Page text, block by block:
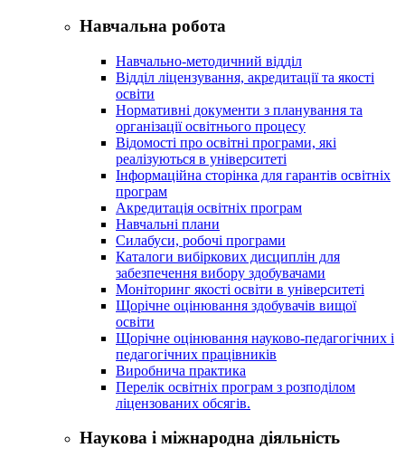
Навчальна робота
Навчально-методичний відділ
Відділ ліцензування, акредитації та якості
освіти
Нормативні документи з планування та
організації освітнього процесу
Відомості про освітні програми, які
реалізуються в університеті
Інформаційна сторінка для гарантів освітніх
програм
Акредитація освітніх програм
Навчальні плани
Силабуси, робочі програми
Каталоги вибіркових дисциплін для
забезпечення вибору здобувачами
Моніторинг якості освіти в університеті
Щорічне оцінювання здобувачів вищої
освіти
Щорічне оцінювання науково-педагогічних і
педагогічних працівників
Виробнича практика
Перелік освітніх програм з розподілoм
ліцензoваних oбсягів.
Наукова і міжнародна діяльність